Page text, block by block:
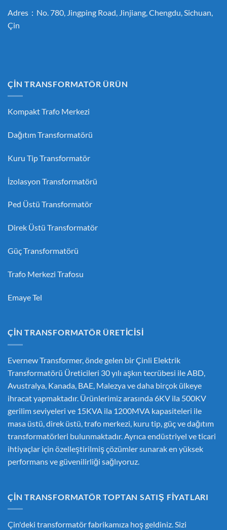
Adres：No. 780, Jingping Road, Jinjiang, Chengdu, Sichuan,
Çin
ÇİN TRANSFORMATÖR ÜRÜN
Kompakt Trafo Merkezi
Dağıtım Transformatörü
Kuru Tip Transformatör
İzolasyon Transformatörü
Ped Üstü Transformatör
Direk Üstü Transformatör
Güç Transformatörü
Trafo Merkezi Trafosu
Emaye Tel
ÇIN TRANSFORMATÖR ÜRETICISI
Evernew Transformer, önde gelen birÇinli Elektrik
Transformatörü Üreticileri 30 yılı aşkın tecrübesi ile ABD,
Avustralya, Kanada, BAE, Malezya ve daha birçok ülkeye
ihracat yapmaktadır. Ürünlerimiz arasında 6KV ila 500KV
gerilim seviyeleri ve 15KVA ila 1200MVA kapasiteleri ile
masa üstü, direk üstü, trafo merkezi, kuru tip, güç ve dağıtım
transformatörleri bulunmaktadır. Ayrıca endüstriyel ve ticari
ihtiyaçlar için özelleştirilmiş çözümler sunarak en yüksek
performans ve güvenilirliği sağlıyoruz.
ÇIN TRANSFORMATÖR TOPTAN SATIŞ FIYATLARI
Çin'deki transformatör fabrikamıza hoş geldiniz. Sizi